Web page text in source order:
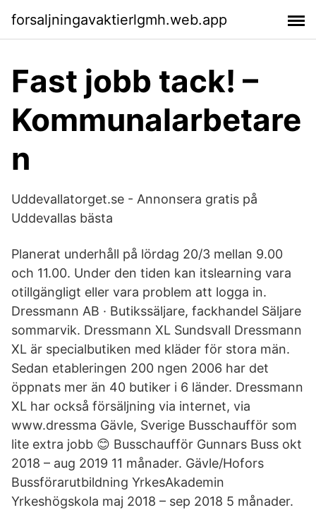
forsaljningavaktierlgmh.web.app
Fast jobb tack! –
Kommunalarbetare
n
Uddevallatorget.se - Annonsera gratis på
Uddevallas bästa
Planerat underhåll på lördag 20/3 mellan 9.00
och 11.00. Under den tiden kan itslearning vara
otillgängligt eller vara problem att logga in.
Dressmann AB · Butikssäljare, fackhandel Säljare
sommarvik. Dressmann XL Sundsvall Dressmann
XL är specialbutiken med kläder för stora män.
Sedan etableringen 200 ngen 2006 har det
öppnats mer än 40 butiker i 6 länder. Dressmann
XL har också försäljning via internet, via
www.dressma Gävle, Sverige Busschaufför som
lite extra jobb 😊 Busschaufför Gunnars Buss okt
2018 – aug 2019 11 månader. Gävle/Hofors
Bussförarutbildning YrkesAkademin
Yrkeshögskola maj 2018 – sep 2018 5 månader.